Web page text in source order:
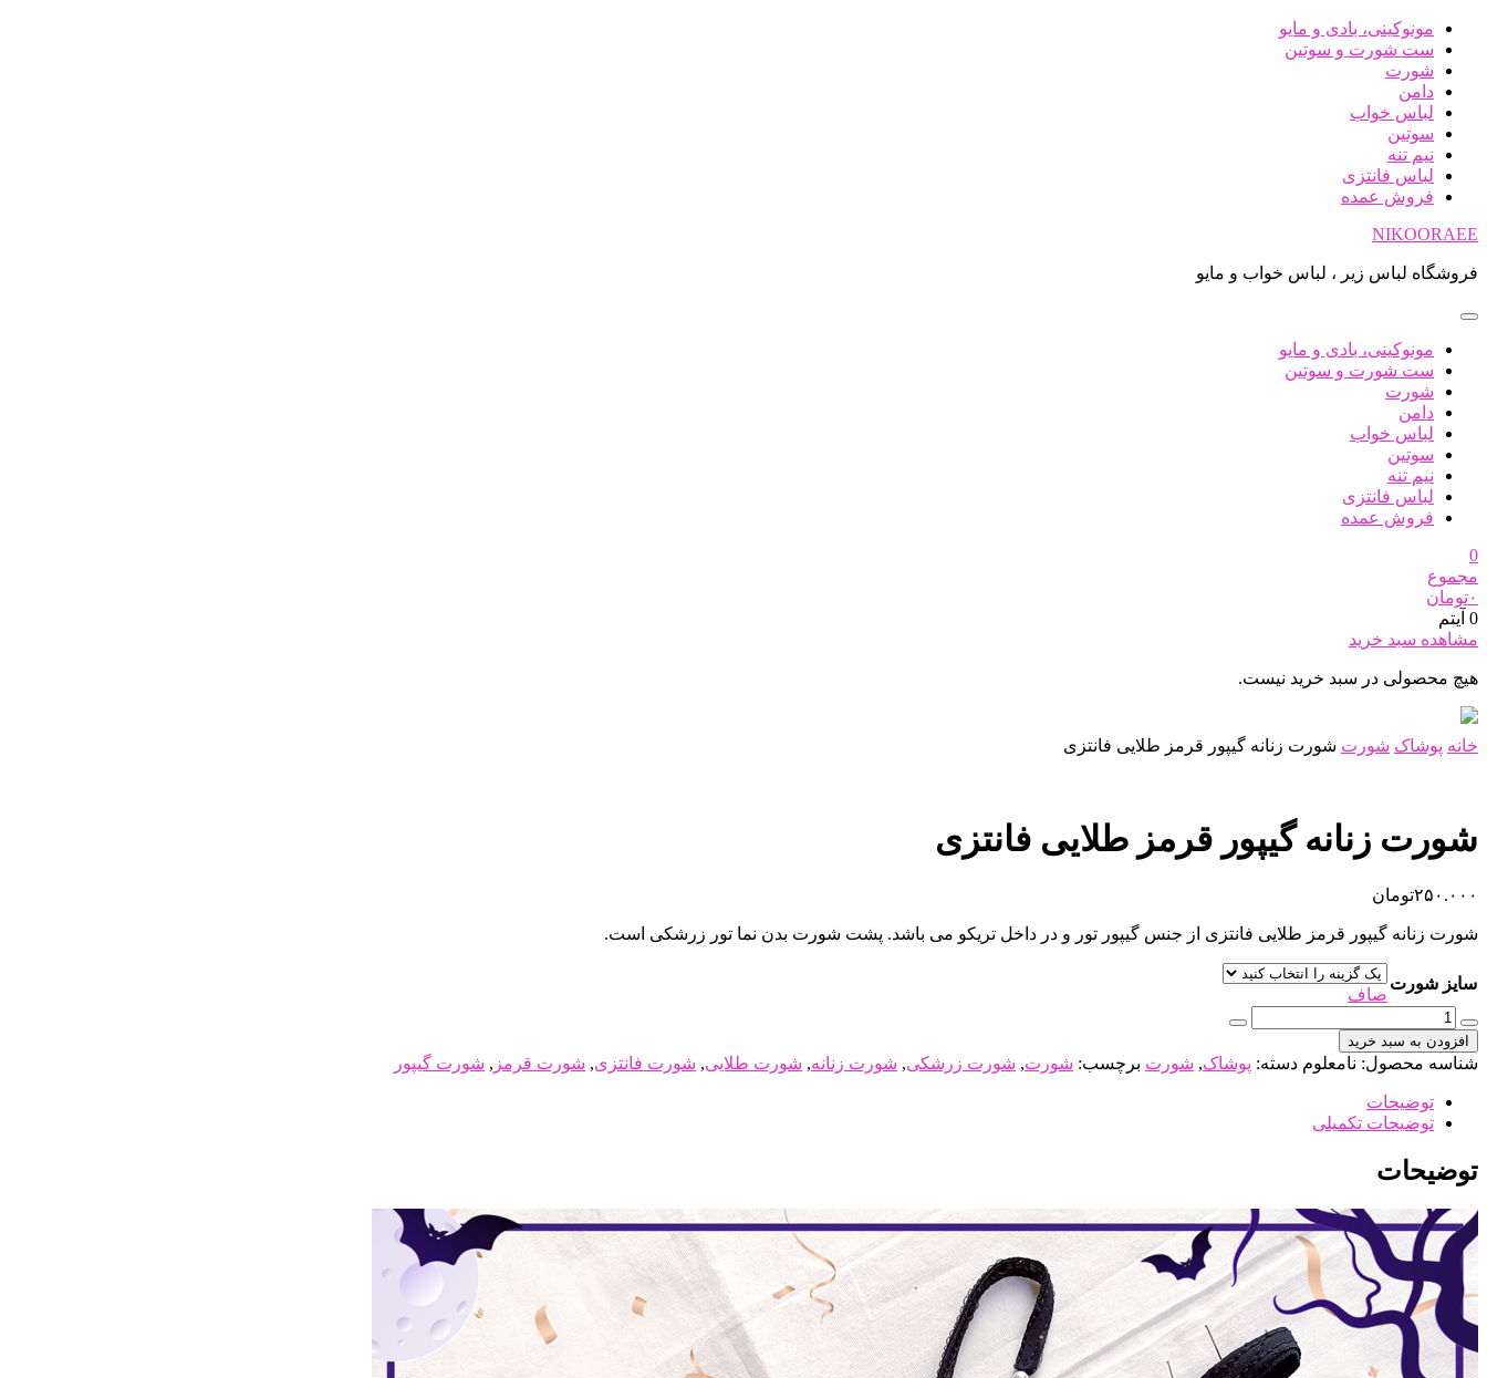
پرش
محتوا
مونوکینی، بادی و مایو
ست شورت و سوتین
شورت
دامن
لباس خواب
سوتین
نیم تنه
لباس فانتزی
فروش عمده
NIKOORAEE
فروشگاه لباس زیر ، لباس خواب و مایو
مونوکینی، بادی و مایو
ست شورت و سوتین
شورت
دامن
لباس خواب
سوتین
نیم تنه
لباس فانتزی
فروش عمده
0
مجموع
۰تومان
0 آیتم
مشاهده سبد خرید
هیچ محصولی در سبد خرید نیست.
خانه پوشاک شورت شورت زنانه گیپور قرمز طلایی فانتزی
شورت زنانه گیپور قرمز طلایی فانتزی
۲۵۰.۰۰۰تومان
شورت زنانه گیپور قرمز طلایی فانتزی از جنس گیپور تور و در داخل تریکو می باشد. پشت شورت بدن نما تور زرشکی است.
سایز شورت
صاف
شورت
زنانه
گیپور
طلایی
فانتزی
افزودن به سبد خرید
شناسه محصول: نامعلوم دسته: پوشاک, شورت برچسب: شورت, شورت زرشکی, شورت زنانه, شورت طلایی, شورت فانتزی, شورت قرمز , شورت گیپور
توضیحات
توضیحات تکمیلی
توضیحات